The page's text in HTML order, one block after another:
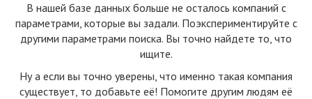
В нашей базе данных больше не осталоcь компаний с
параметрами, которые вы задали. Поэкспериментируйте с
другими параметрами поиска. Вы точно найдете то, что
ищите.
Ну а если вы точно уверены, что именно такая компания
существует, то добавьте её! Помогите другим людям её